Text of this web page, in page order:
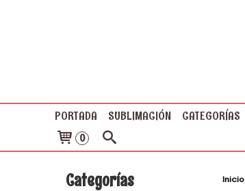
PORTADA SUBLIMACIÓN CATEGORÍAS
0
Categorías Inicio